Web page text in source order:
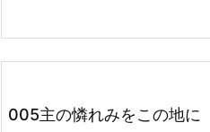
005主の憐れみをこの地に